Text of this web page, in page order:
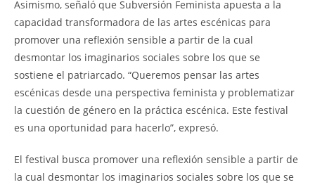
Asimismo, señaló que Subversión Feminista apuesta a la
capacidad transformadora de las artes escénicas para
promover una reflexión sensible a partir de la cual
desmontar los imaginarios sociales sobre los que se
sostiene el patriarcado. “Queremos pensar las artes
escénicas desde una perspectiva feminista y problematizar
la cuestión de género en la práctica escénica. Este festival
es una oportunidad para hacerlo”, expresó.
El festival busca promover una reflexión sensible a partir de
la cual desmontar los imaginarios sociales sobre los que se